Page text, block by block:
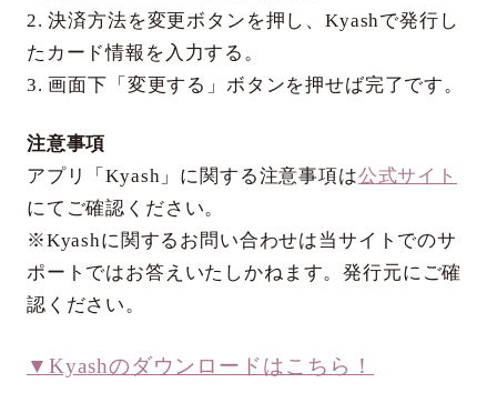
2. 決済方法を変更ボタンを押し、Kyashで発行し
たカード情報を入力する。
3. 画面下「変更する」ボタンを押せば完了です。
注意事項
アプリ「Kyash」に関する注意事項は公式サイト
にてご確認ください。
※Kyashに関するお問い合わせは当サイトでのサ
ポートではお答えいたしかねます。発行元にご確
認ください。
▼Kyashのダウンロードはこちら！